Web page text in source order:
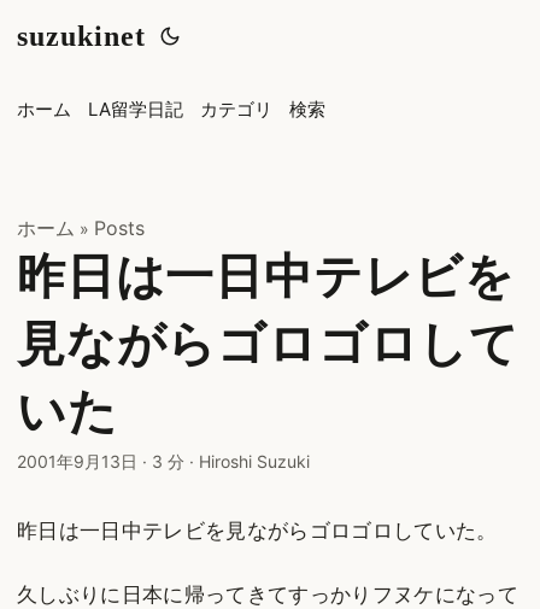
suzukinet
ホーム LA留学日記 カテゴリ 検索
ホーム » Posts
昨日は一日中テレビを
見ながらゴロゴロして
いた
2001年9月13日 · 3 分 · Hiroshi Suzuki
昨日は一日中テレビを見ながらゴロゴロしていた。
久しぶりに日本に帰ってきてすっかりフヌケになって